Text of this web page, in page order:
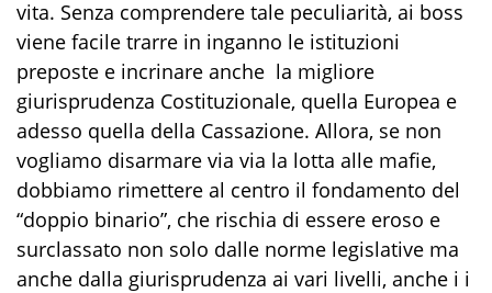
vita. Senza comprendere tale peculiarità, ai boss
viene facile trarre in inganno le istituzioni
preposte e incrinare anche la migliore
giurisprudenza Costituzionale, quella Europea e
adesso quella della Cassazione. Allora, se non
vogliamo disarmare via via la lotta alle mafie,
dobbiamo rimettere al centro il fondamento del
“doppio binario”, che rischia di essere eroso e
surclassato non solo dalle norme legislative ma
anche dalla giurisprudenza ai vari livelli, anche i i